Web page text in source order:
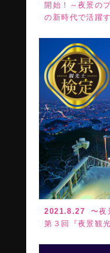
開始！～夜景の
の新時代で活躍
2021.8.27
〜夜
第３回『夜景観